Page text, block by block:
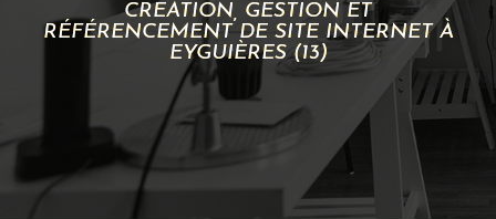
CRÉATION, GESTION ET
RÉFÉRENCEMENT DE SITE INTERNET À
EYGUIÈRES (13)